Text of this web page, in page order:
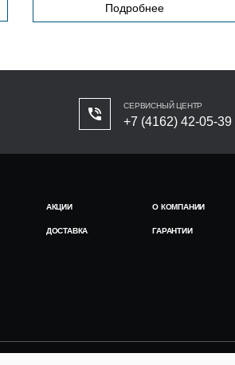
Подробнее
СЕРВИСНЫЙ ЦЕНТР
+7 (4162) 42-05-39
АКЦИИ О КОМПАНИИ
ДОСТАВКА ГАРАНТИИ